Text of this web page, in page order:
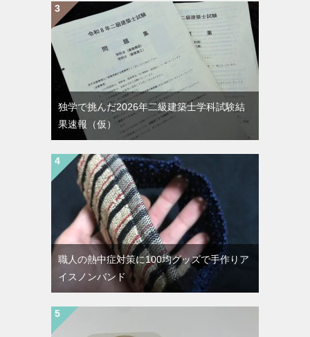
独学で挑んだ2026年二級建築士学科試験結
果速報（仮）
職人の熱中症対策に100均グッズで手作りア
イスノンバンド